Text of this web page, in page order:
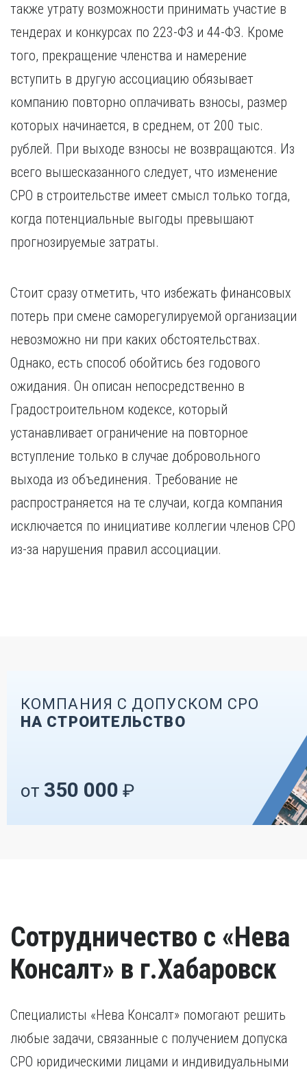
также утрату возможности принимать участие в
тендерах и конкурсах по 223-ФЗ и 44-ФЗ. Кроме
того, прекращение членства и намерение
вступить в другую ассоциацию обязывает
компанию повторно оплачивать взносы, размер
которых начинается, в среднем, от 200 тыс.
рублей. При выходе взносы не возвращаются. Из
всего вышесказанного следует, что изменение
СРО в строительстве имеет смысл только тогда,
когда потенциальные выгоды превышают
прогнозируемые затраты.
Стоит сразу отметить, что избежать финансовых
потерь при смене саморегулируемой организации
невозможно ни при каких обстоятельствах.
Однако, есть способ обойтись без годового
ожидания. Он описан непосредственно в
Градостроительном кодексе, который
устанавливает ограничение на повторное
вступление только в случае добровольного
выхода из объединения. Требование не
распространяется на те случаи, когда компания
исключается по инициативе коллегии членов СРО
из-за нарушения правил ассоциации.
КОМПАНИЯ С ДОПУСКОМ СРО
НА СТРОИТЕЛЬСТВО
от 350 000 ₽
Сотрудничество с «Нева
Консалт» в г.Хабаровск
Специалисты «Нева Консалт» помогают решить
любые задачи, связанные с получением допуска
СРО юридическими лицами и индивидуальными